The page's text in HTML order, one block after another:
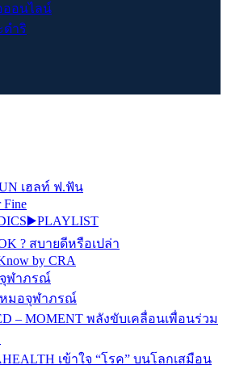
ออนไลน์
ดำริ
เฮลท์ ฟ.ฟัน
Fine
? สบายดีหรือเปล่า
by CRA
ฬาภรณ์
มอจุฬาภรณ์
– MOMENT พลังขับเคลื่อนเพื่อนร่วม
เข้าใจ “โรค” บนโลกเสมือน